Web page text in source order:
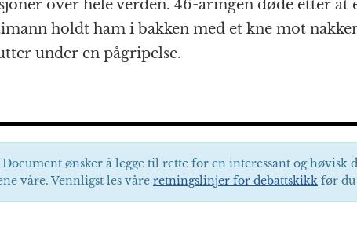
over hele verden. 46-åringen døde etter at
holdt ham i bakken med et kne mot
under en pågripelse.
ønsker å legge til rette for en interessant og høvisk
våre. Vennligst les våre retningslinjer for debattskikk før du